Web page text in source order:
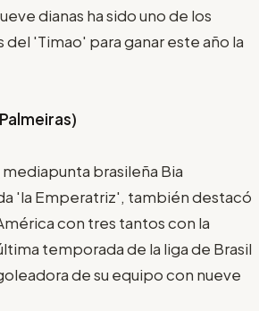
dianas ha sido uno de los
'Timao' para ganar este año la
brasileña Bia
'la Emperatriz', también destacó
con tres tantos con la
temporada de la liga de Brasil
de su equipo con nueve